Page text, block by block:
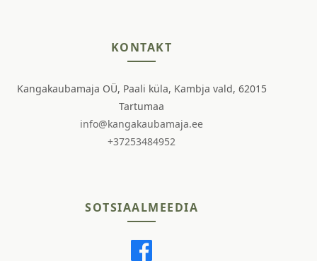
KONTAKT
Kangakaubamaja OÜ, Paali küla, Kambja vald, 62015
Tartumaa
info@kangakaubamaja.ee
+37253484952
SOTSIAALMEEDIA